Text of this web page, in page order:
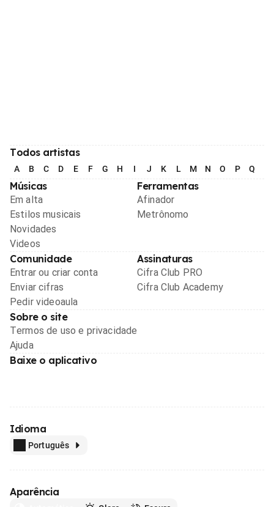
Todos artistas
A B C D E F G H I J K L M N O P Q
Músicas
Em alta
Estilos musicais
Novidades
Videos
Ferramentas
Afinador
Metrônomo
Comunidade
Entrar ou criar conta
Enviar cifras
Pedir videoaula
Assinaturas
Cifra Club PRO
Cifra Club Academy
Sobre o site
Termos de uso e privacidade
Ajuda
Baixe o aplicativo
Idioma
Português
Aparência